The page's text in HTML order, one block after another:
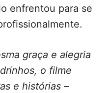
enfrentou para se
graça e alegria
o filme
e histórias –